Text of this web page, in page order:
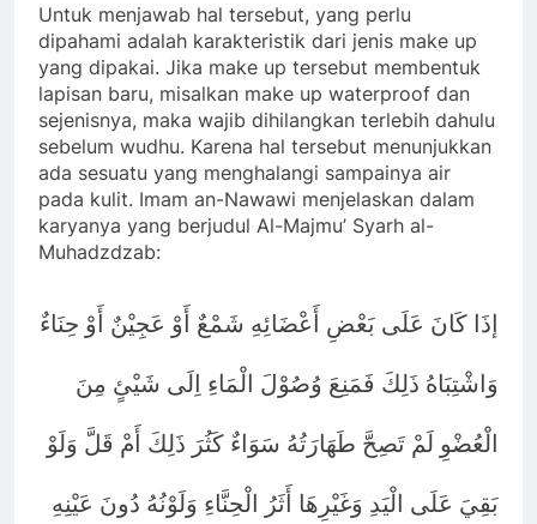
Untuk menjawab hal tersebut, yang perlu
dipahami adalah karakteristik dari jenis make up
yang dipakai. Jika make up tersebut membentuk
lapisan baru, misalkan make up waterproof dan
sejenisnya, maka wajib dihilangkan terlebih dahulu
sebelum wudhu. Karena hal tersebut menunjukkan
ada sesuatu yang menghalangi sampainya air
pada kulit. Imam an-Nawawi menjelaskan dalam
karyanya yang berjudul Al-Majmu’ Syarh al-
Muhadzdzab:
إذَا كَانَ عَلَى بَعْضِ أَعْضَائِهِ شَمْعٌ أَوْ عَجِيْنٌ أَوْ حِنَاءٌ
وَاشْتِبَاهُ ذَلِكَ فَمَنِعَ وُصُوْلَ الْمَاءِ اِلَى شَيْئٍ مِنَ
الْعُضْوِ لَمْ تَصِحَّ طَهَارَتُهُ سَوَاءٌ كَثُرَ ذَلِكَ أَمْ قَلَّ وَلَوْ
بَقِيَ عَلَى الْيَدِ وَغَيْرِهَا أَثَرُ الْحِنَّاءِ وَلَوْنُهُ دُونَ عَيْنِهِ